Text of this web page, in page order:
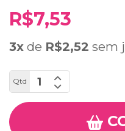
R$7,53
3x de R$2,52 sem
Qtd